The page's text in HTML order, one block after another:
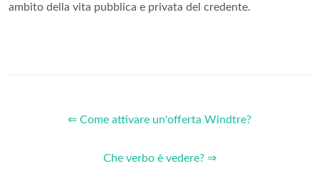
ambito della vita pubblica e privata del credente.
⇐ Come attivare un'offerta Windtre?
Che verbo è vedere? ⇒